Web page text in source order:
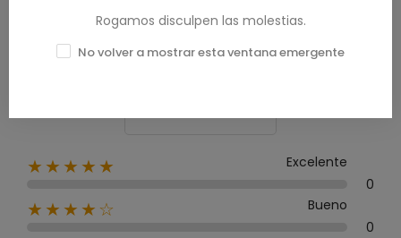
0.0
★★★★★
Excelente
0
★★★★☆
Bueno
0
Rogamos disculpen las molestias.
No volver a mostrar esta ventana emergente